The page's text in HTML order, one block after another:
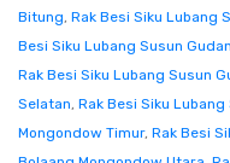
Bitung, Rak Besi Siku Lubang
Besi Siku Lubang Susun
Rak Besi Siku Lubang Susun
Selatan, Rak Besi Siku
Mongondow Timur, Rak Besi